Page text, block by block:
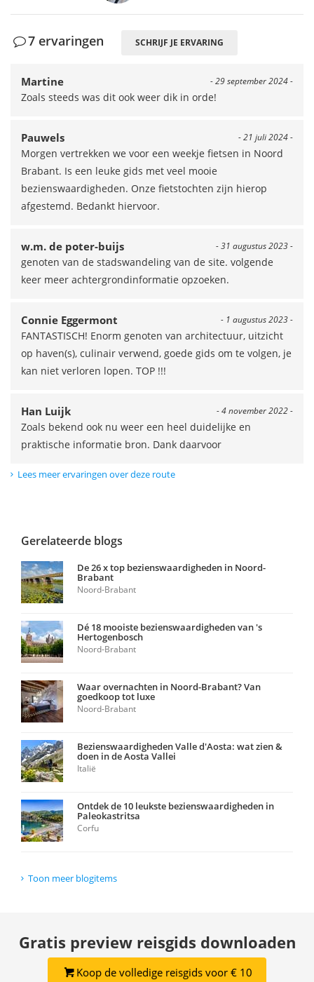
7 ervaringen SCHRIJF JE ERVARING
- 29 september 2024 -
Martine
Zoals steeds was dit ook weer dik in orde!
- 21 juli 2024 -
Pauwels
Morgen vertrekken we voor een weekje fietsen in Noord
Brabant. Is een leuke gids met veel mooie
bezienswaardigheden. Onze fietstochten zijn hierop
afgestemd. Bedankt hiervoor.
- 31 augustus 2023 -
w.m. de poter-buijs
genoten van de stadswandeling van de site. volgende
keer meer achtergrondinformatie opzoeken.
- 1 augustus 2023 -
Connie Eggermont
FANTASTISCH! Enorm genoten van architectuur, uitzicht
op haven(s), culinair verwend, goede gids om te volgen, je
kan niet verloren lopen. TOP !!!
- 4 november 2022 -
Han Luijk
Zoals bekend ook nu weer een heel duidelijke en
praktische informatie bron. Dank daarvoor
Lees meer ervaringen over deze route
Gerelateerde blogs
De 26 x top bezienswaardigheden in Noord-
Brabant
Noord-Brabant
Dé 18 mooiste bezienswaardigheden van 's
Hertogenbosch
Noord-Brabant
Waar overnachten in Noord-Brabant? Van
goedkoop tot luxe
Noord-Brabant
Bezienswaardigheden Valle d'Aosta: wat zien &
doen in de Aosta Vallei
Italië
Ontdek de 10 leukste bezienswaardigheden in
Paleokastritsa
Corfu
Toon meer blogitems
Gratis preview reisgids downloaden
Koop de volledige reisgids voor € 10